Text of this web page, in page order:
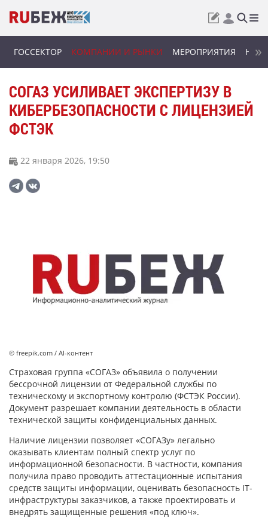
ГОССЕКТОР КОМПАНИИ И РЫНКИ МЕРОПРИЯТИЯ
СОГАЗ УСИЛИВАЕТ ЭКСПЕРТИЗУ В
КИБЕРБЕЗОПАСНОСТИ С ЛИЦЕНЗИЕЙ
ФСТЭК
22 января 2026, 19:50
© freepik.com / AI-контент
Страховая группа «СОГАЗ» объявила о получении
бессрочной лицензии от Федеральной службы по
техническому и экспортному контролю (ФСТЭК России).
Документ разрешает компании деятельность в области
технической защиты конфиденциальных данных.
Наличие лицензии позволяет «СОГАЗу» легально
оказывать клиентам полный спектр услуг по
информационной безопасности. В частности, компания
получила право проводить аттестационные испытания
средств защиты информации, оценивать безопасность IT-
инфраструктуры заказчиков, а также проектировать и
внедрять защищенные решения «под ключ».